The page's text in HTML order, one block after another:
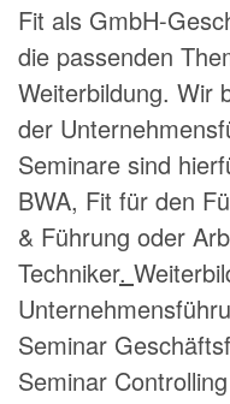
Fit als GmbH-
die passenden
Weiterbildung. Wir
der
Seminare sind
BWA, Fit für den
& Führung oder
Techniker.
Seminar
Seminar